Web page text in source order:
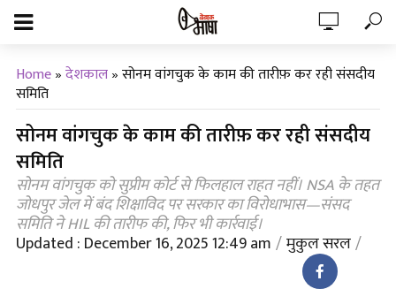
Home»देशकाल»सोनम वांगचुक के काम की तारीफ़ कर रही संसदीय
समिति
सोनम वांगचुक के काम की तारीफ़ कर रही संसदीय
समिति
सोनम वांगचुक को सुप्रीम कोर्ट से फिलहाल राहत नहीं। NSA के तहत
जोधपुर जेल में बंद शिक्षाविद पर सरकार का विरोधाभास—संसद
समिति ने HIL की तारीफ की, फिर भी कार्रवाई।
Updated : December 16, 2025 12:49 am मुकुल सरल